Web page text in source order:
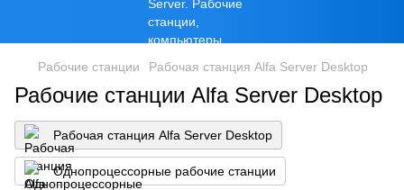
Рабочие станции Рабочая станция Alfa Server Desktop
Рабочие станции Alfa Server Desktop
Рабочая станция Alfa Server Desktop
Однопроцессорные рабочие станции